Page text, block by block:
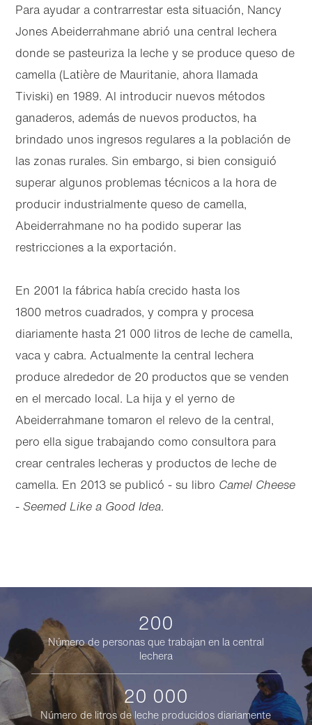
Para ayudar a contrarrestar esta situación, Nancy
Jones Abeiderrahmane abrió una central lechera
donde se pasteuriza la leche y se produce queso de
camella (Latière de Mauritanie, ahora llamada
Tiviski) en 1989. Al introducir nuevos métodos
ganaderos, además de nuevos productos, ha
brindado unos ingresos regulares a la población de
las zonas rurales. Sin embargo, si bien consiguió
superar algunos problemas técnicos a la hora de
producir industrialmente queso de camella,
Abeiderrahmane no ha podido superar las
restricciones a la exportación.
En 2001 la fábrica había crecido hasta los
1800 metros cuadrados, y compra y procesa
diariamente hasta 21 000 litros de leche de camella,
vaca y cabra. Actualmente la central lechera
produce alrededor de 20 productos que se venden
en el mercado local. La hija y el yerno de
Abeiderrahmane tomaron el relevo de la central,
pero ella sigue trabajando como consultora para
crear centrales lecheras y productos de leche de
camella. En 2013 se publicó - su libro Camel Cheese
- Seemed Like a Good Idea.
200
Número de personas que trabajan en la central
lechera
20 000
Número de litros de leche producidos diariamente